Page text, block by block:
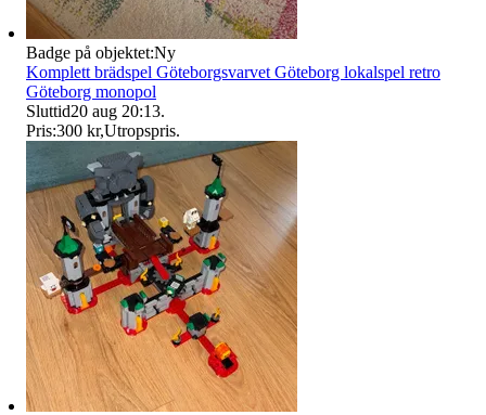
Badge på objektet:Ny
Komplett brädspel Göteborgsvarvet Göteborg lokalspel retro
Göteborg monopol
Sluttid20 aug 20:13.
Pris:300 kr,Utropspris.